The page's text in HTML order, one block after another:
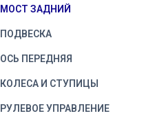
МОСТ ЗАДНИЙ
ПОДВЕСКА
ОСЬ ПЕРЕДНЯЯ
КОЛЕСА И СТУПИЦЫ
РУЛЕВОЕ УПРАВЛЕНИЕ